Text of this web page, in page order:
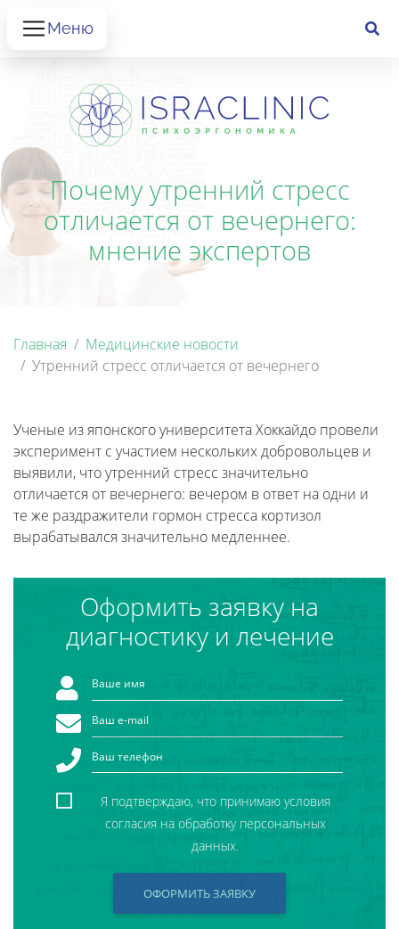
Меню
Почему утренний стресс
отличается от вечернего:
мнение экспертов
Главная
Медицинские новости
Утренний стресс отличается от вечернего
Ученые из японского университета Хоккайдо провели
эксперимент с участием нескольких добровольцев и
выявили, что утренний стресс значительно
отличается от вечернего: вечером в ответ на одни и
те же раздражители гормон стресса кортизол
вырабатывался значительно медленнее.
Оформить заявку на
диагностику и лечение
Я подтверждаю, что принимаю условия
согласия на обработку персональных
данных.
ОФОРМИТЬ ЗАЯВКУ